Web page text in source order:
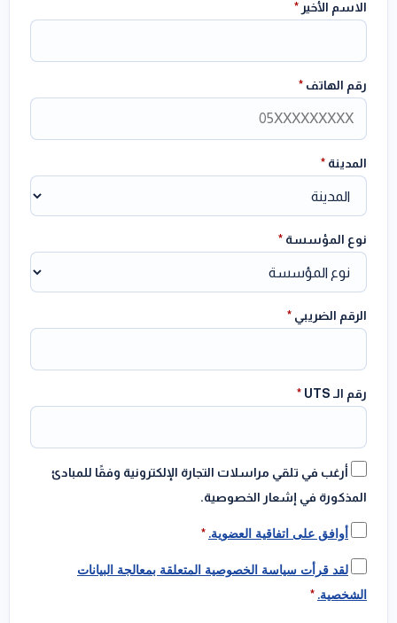
الاسم الأخير *
رقم الهاتف *
المدينة *
نوع المؤسسة *
الرقم الضريبي *
رقم الـ UTS *
أرغب في تلقي مراسلات التجارة الإلكترونية وفقًا للمبادئ
المذكورة في إشعار الخصوصية.
أوافق على اتفاقية العضوية. *
لقد قرأت سياسة الخصوصية المتعلقة بمعالجة البيانات
الشخصية. *